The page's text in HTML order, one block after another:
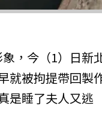
象，今（1）日新
就被拘提帶回製
是睡了夫人又逃